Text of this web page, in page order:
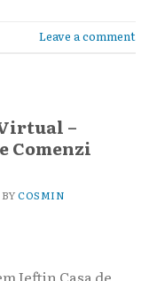
Leave a comment
–
Comenzi
BYCOSMIN